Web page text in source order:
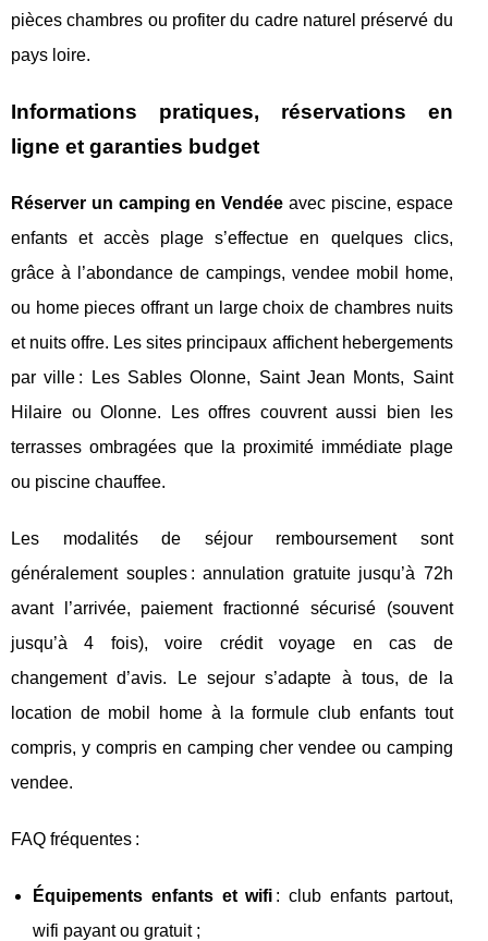
pièces chambres ou profiter du cadre naturel préservé du
pays loire.
Informations pratiques, réservations en
ligne et garanties budget
Réserver un camping en Vendée avec piscine, espace
enfants et accès plage s’effectue en quelques clics,
grâce à l’abondance de campings, vendee mobil home,
ou home pieces offrant un large choix de chambres nuits
et nuits offre. Les sites principaux affichent hebergements
par ville : Les Sables Olonne, Saint Jean Monts, Saint
Hilaire ou Olonne. Les offres couvrent aussi bien les
terrasses ombragées que la proximité immédiate plage
ou piscine chauffee.
Les modalités de séjour remboursement sont
généralement souples : annulation gratuite jusqu’à 72h
avant l’arrivée, paiement fractionné sécurisé (souvent
jusqu’à 4 fois), voire crédit voyage en cas de
changement d’avis. Le sejour s’adapte à tous, de la
location de mobil home à la formule club enfants tout
compris, y compris en camping cher vendee ou camping
vendee.
FAQ fréquentes :
Équipements enfants et wifi : club enfants partout,
wifi payant ou gratuit ;